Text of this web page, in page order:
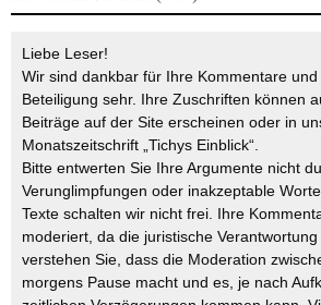
Liebe Leser!
Wir sind dankbar für Ihre Kommentare
Beteiligung sehr. Ihre Zuschriften können
Beiträge auf der Site erscheinen oder in
Monatszeitschrift „Tichys Einblick“.
Bitte entwerten Sie Ihre Argumente nicht
Verunglimpfungen oder inakzeptable
Texte schalten wir nicht frei. Ihre
moderiert, da die juristische
verstehen Sie, dass die Moderation
morgens Pause macht und es, je nach